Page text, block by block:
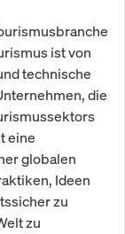
ist von
technische
die
eine
globalen
Ideen
zu
zu